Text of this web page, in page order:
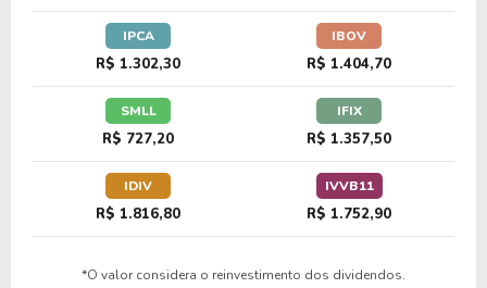
IPCA
R$ 1.302,30
IBOV
R$ 1.404,70
SMLL
R$ 727,20
IFIX
R$ 1.357,50
IDIV
R$ 1.816,80
IVVB11
R$ 1.752,90
*O valor considera o reinvestimento dos dividendos.